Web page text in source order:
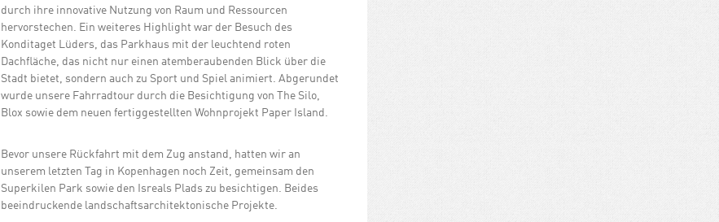
durch ihre innovative Nutzung von Raum und Ressourcen
hervorstechen. Ein weiteres Highlight war der Besuch des
Konditaget Lüders, das Parkhaus mit der leuchtend roten
Dachfläche, das nicht nur einen atemberaubenden Blick über die
Stadt bietet, sondern auch zu Sport und Spiel animiert. Abgerundet
wurde unsere Fahrradtour durch die Besichtigung von The Silo,
Blox sowie dem neuen fertiggestellten Wohnprojekt Paper Island.
Bevor unsere Rückfahrt mit dem Zug anstand, hatten wir an
unserem letzten Tag in Kopenhagen noch Zeit, gemeinsam den
Superkilen Park sowie den Isreals Plads zu besichtigen. Beides
beeindruckende landschaftsarchitektonische Projekte.